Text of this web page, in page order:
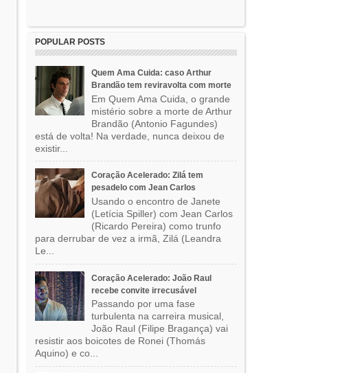
POPULAR POSTS
Quem Ama Cuida: caso Arthur
Brandão tem reviravolta com morte
Em Quem Ama Cuida, o grande
mistério sobre a morte de Arthur
Brandão (Antonio Fagundes)
está de volta! Na verdade, nunca deixou de
existir...
Coração Acelerado: Zilá tem
pesadelo com Jean Carlos
Usando o encontro de Janete
(Letícia Spiller) com Jean Carlos
(Ricardo Pereira) como trunfo
para derrubar de vez a irmã, Zilá (Leandra
Le...
Coração Acelerado: João Raul
recebe convite irrecusável
Passando por uma fase
turbulenta na carreira musical,
João Raul (Filipe Bragança) vai
resistir aos boicotes de Ronei (Thomás
Aquino) e co...